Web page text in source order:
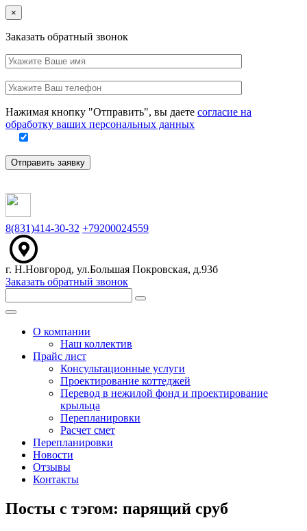
×
Заказать обратный звонок
Ваше
имя
это
Ваш
телефон
Нажимая кнопку "Отправить", вы даете согласие на
обработку ваших персональных данных
Отправить заявку
8(831)414-30-32 +79200024559
г. Н.Новгород, ул.Большая Покровская, д.93б
Заказать обратный звонок
Меню
О компании
Наш коллектив
Прайс лист
Консультационные услуги
Проектирование коттеджей
Перевод в нежилой фонд и проектирование
крыльца
Перепланировки
Расчет смет
Перепланировки
Новости
Отзывы
Контакты
Посты с тэгом: парящий сруб